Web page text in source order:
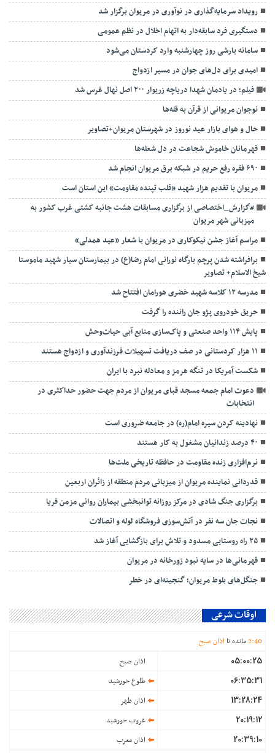
رویداد سرمایه‌گذاری در نوآوری در مریوان برگزار شد
دستگیری فرد سابقه‌دار به اتهام اخلال در نظم عمومی
سامانه بارشی روز چهارشنبه وارد کردستان می‌شود
امیدی برای دل‌های جوان در مسیر ازدواج
فیلم؛ در یادمان شهدا دریاچه زریوار ۲۰۰ اصل نهال غرس شد
نوجوان مریوانی از قرآن به قله‌ها
حال و هوای بازار عید نوروز در شهرستان مریوان+تصاویر
قهرمانان خاموش شجاعت در دل شعله‌ها
۶۹۰ فقره رفع حریم در شبکه برق مریوان انجام شد
مریوان با تقدیم هزار شهید «قلب تپنده مقاومت» این استان است
#گزارش_اختصاصی از برگزاری مسابقات هشت جانبه کشتی غرب کشور به
میزبانی شهر مریوان
مراسم آغاز جشن نیکوکاری در مریوان با شعار «عید همدلی»
برافراشته شدن پرچم بارگاه نورانی امام رضا(ع) در بیمارستان سیار شهید ماموستا
شیخ الاسلام+ تصاویر
مدرسه ۱۲ کلاسه شهید خضری هورامان افتتاح شد
حریق خودروی پژو جان راننده را گرفت
پایش ۱۱۴ واحد صنعتی و پاک‌سازی منابع آبی حیات‌وحش
۱۱ هزار کردستانی در صف دریافت تسهیلات فرزندآوری و ازدواج هستند
شکست آمریکا در تنگه هرمز و معادله نبرد با ایران
دعوت امام جمعه مسجد قبای مریوان از مردم جهت حضور حداکثری در
انتخابات
نهادینه کردن سیره امام(ره) در جامعه ضروری است
۴۰ درصد زندانیان مشغول به کار هستند
نرم‌افزاری زنده مقاومت در حافظه تاریخی ملت‌ها
قدردانی نماینده مریوان از میزبانی مردم منطقه از زائران اربعین
برگزاری جنگ شادی در مرکز روزانه توانبخشی بیماران روانی مزمن فریا
نجات جان سه نفر در آتش‌سوزی فروشگاه لوله و اتصالات
۲۵ راه روستایی مسدود و تلاش برای بازگشایی آغاز شد
قهرمانی‌ها در سایه نبود زورخانه در مریوان
جنگل‌های بلوط مریوان؛ گنجینه‌ای در خطر
اوقات شرعی
2:40 مانده تا اذان صبح
05:00:25 اذان صبح
06:35:31 طلوع خورشید
13:28:24 اذان ظهر
20:19:12 غروب خورشید
20:39:10 اذان مغرب